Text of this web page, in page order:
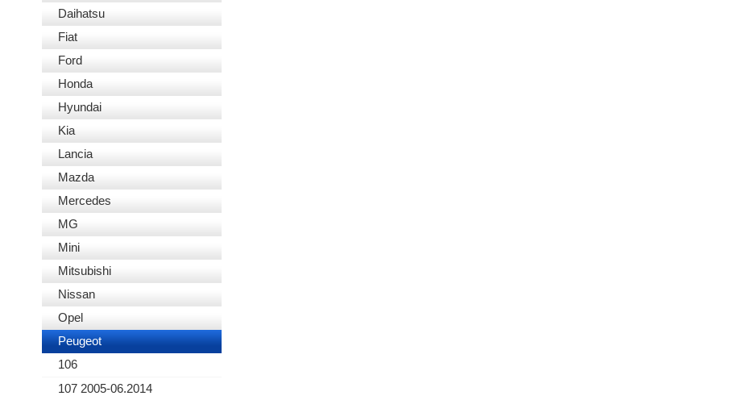
Daihatsu
Fiat
Ford
Honda
Hyundai
Kia
Lancia
Mazda
Mercedes
MG
Mini
Mitsubishi
Nissan
Opel
Peugeot
106
107 2005-06.2014